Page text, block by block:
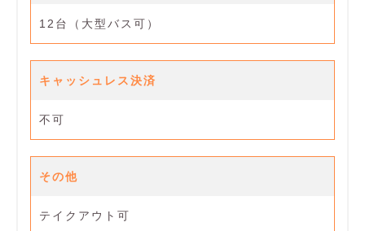
12台（大型バス可）
キャッシュレス決済
不可
その他
テイクアウト可